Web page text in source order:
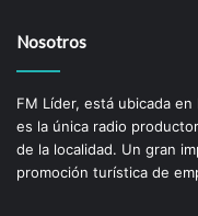
Nosotros
FM Líder, está ubicada
es la única radio
de la localidad. Un gran
promoción turística de